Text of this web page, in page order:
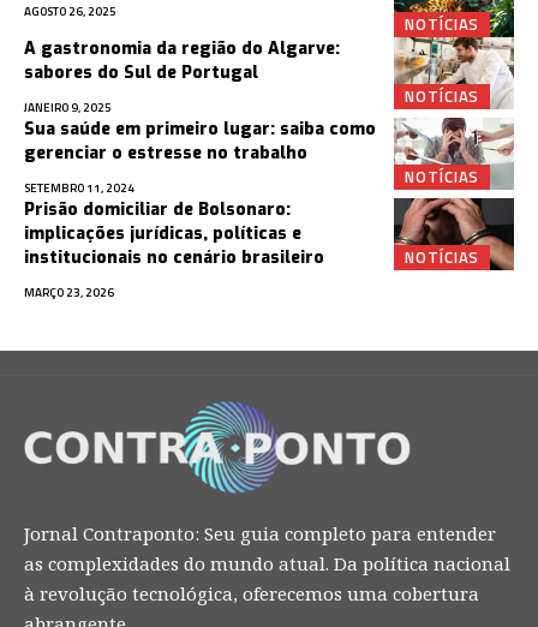
NOTÍCIAS
AGOSTO 26, 2025
NOTÍCIAS
A gastronomia da região do Algarve:
sabores do Sul de Portugal
JANEIRO 9, 2025
NOTÍCIAS
Sua saúde em primeiro lugar: saiba como
gerenciar o estresse no trabalho
SETEMBRO 11, 2024
NOTÍCIAS
Prisão domiciliar de Bolsonaro:
implicações jurídicas, políticas e
institucionais no cenário brasileiro
MARÇO 23, 2026
Jornal Contraponto: Seu guia completo para entender
as complexidades do mundo atual. Da política nacional
à revolução tecnológica, oferecemos uma cobertura